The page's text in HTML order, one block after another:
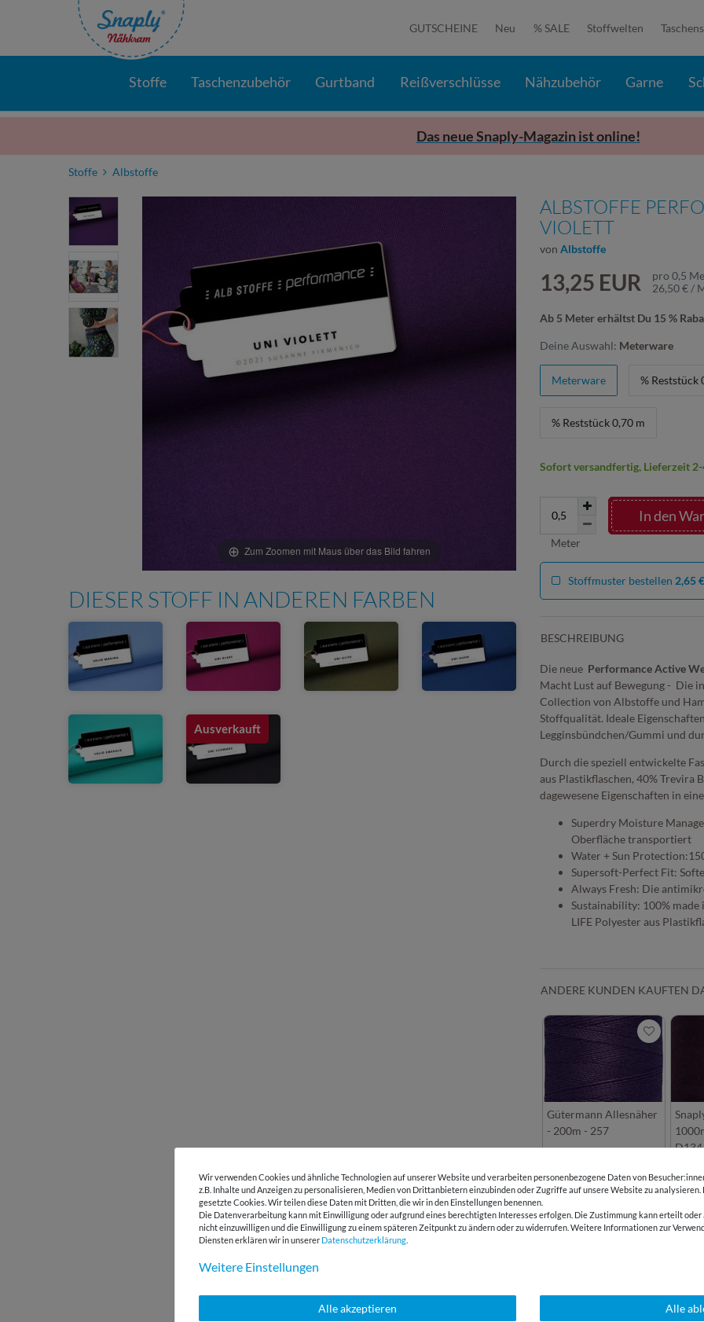
GUTSCHEINE Neu % SALE Stoffwelten
Stoffe Taschenzubehör Gurtband Reißverschlüsse Nähzubehör Garne
Das neue Snaply-Magazin ist online!
Stoffe Albstoffe
Zum Zoomen mit Maus über das Bild fahren
DIESER STOFF IN ANDEREN FARBEN
Ausverkauft
ALBSTOFFE
VIOLETT
von Albstoffe
13,25 EUR pro 0,5
26,50 € /
Ab 5 Meter erhältst Du 15 %
Deine Auswahl: Meterware
Meterware % Reststück
% Reststück 0,70 m
In den
Meter
Sofort versandfertig, Lieferzeit
Stoffmuster bestellen 2,65 €
BESCHREIBUNG
Die neue Performance Active
Macht Lust auf Bewegung - Die
Collection von Albstoffe und
Stoffqualität. Ideale
Legginsbündchen/Gummi und
Durch die speziell entwickelte
aus Plastikflaschen, 40% Trevira
dagewesene Eigenschaften in
Superdry Moisture
Oberfläche transportiert
Water + Sun
Supersoft-Perfect Fit:
Always Fresh: Die
Sustainability: 100% made
LIFE Polyester aus
ANDERE KUNDEN KAUFTEN
Gütermann Allesnäher
- 200m - 257
D134
DETAILS
Wir verwenden Cookies und ähnliche Technologien auf unserer Website und verarbeiten personenbezogene Daten von
z.B. Inhalte und Anzeigen zu personalisieren, Medien von Drittanbietern einzubinden oder Zugriffe auf unsere Website zu
gesetzte Cookies. Wir teilen diese Daten mit Dritten, die wir in den Einstellungen benennen.
Die Datenverarbeitung kann mit Einwilligung oder aufgrund eines berechtigten Interesses erfolgen. Die Zustimmung kann erteilt oder
nicht einzuwilligen und die Einwilligung zu einem späteren Zeitpunkt zu ändern oder zu widerrufen. Weitere Informationen zur
Diensten erklären wir in unserer Daten­schutz­erklärung
Weitere Einstellungen
Alle akzeptieren Alle